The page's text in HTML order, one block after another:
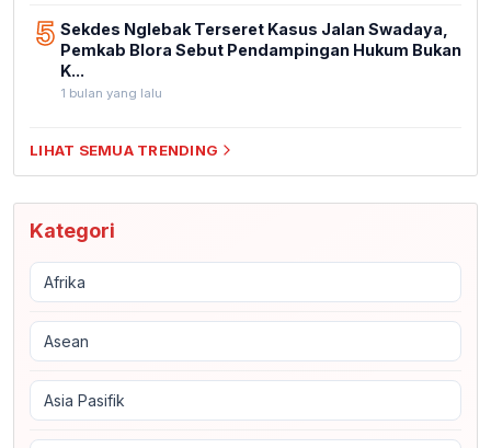
5 Sekdes Nglebak Terseret Kasus Jalan Swadaya,
Pemkab Blora Sebut Pendampingan Hukum Bukan
K...
1 bulan yang lalu
LIHAT SEMUA TRENDING
Kategori
Afrika
Asean
Asia Pasifik